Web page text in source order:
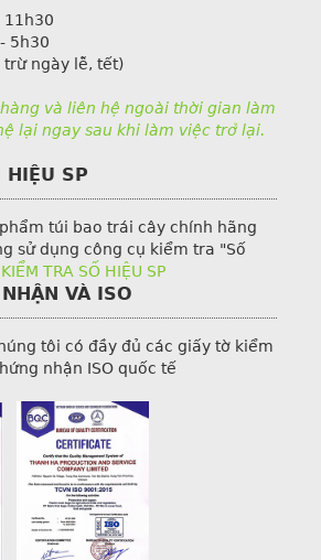
11h30
5h30
trừ ngày lễ, tết)
và liên hệ ngoài thời gian làm
lại ngay sau khi làm việc trở lại.
HIỆU SP
túi bao trái cây chính hãng
sử dụng công cụ kiểm tra "Số
KIỂM TRA SỐ HIỆU SP
VÀ ISO
tôi có đầy đủ các giấy tờ kiểm
nhận ISO quốc tế